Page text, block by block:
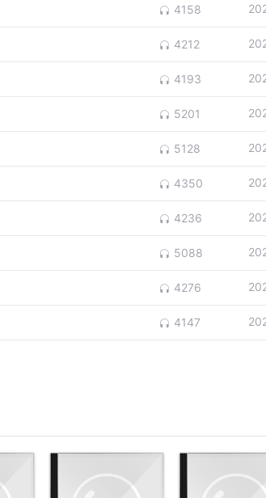
4158
4212
4193
5201
5128
4350
4236
5088
4276
4147